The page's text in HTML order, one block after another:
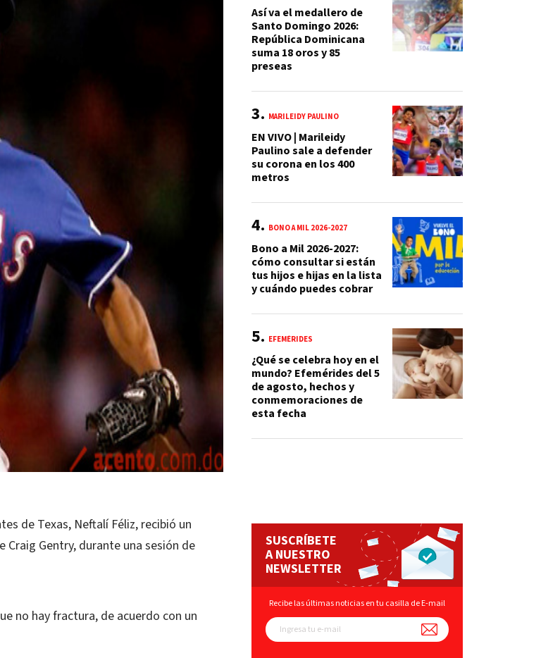
de Texas, Neftalí Féliz, recibió un
Gentry, durante una sesión de
no hay fractura, de acuerdo con un
Así va el medallero de
Santo Domingo 2026:
República Dominicana
suma 18 oros y 85
preseas
MARILEIDY PAULINO
EN VIVO | Marileidy
Paulino sale a defender
su corona en los 400
metros
BONO A MIL 2026-2027
Bono a Mil 2026-2027:
cómo consultar si están
tus hijos e hijas en la lista
y cuándo puedes cobrar
EFEMÉRIDES
¿Qué se celebra hoy en el
mundo? Efemérides del 5
de agosto, hechos y
conmemoraciones de
esta fecha
SUSCRÍBETE
A NUESTRO
NEWSLETTER
Recibe las últimas noticias en tu casilla de E-mail